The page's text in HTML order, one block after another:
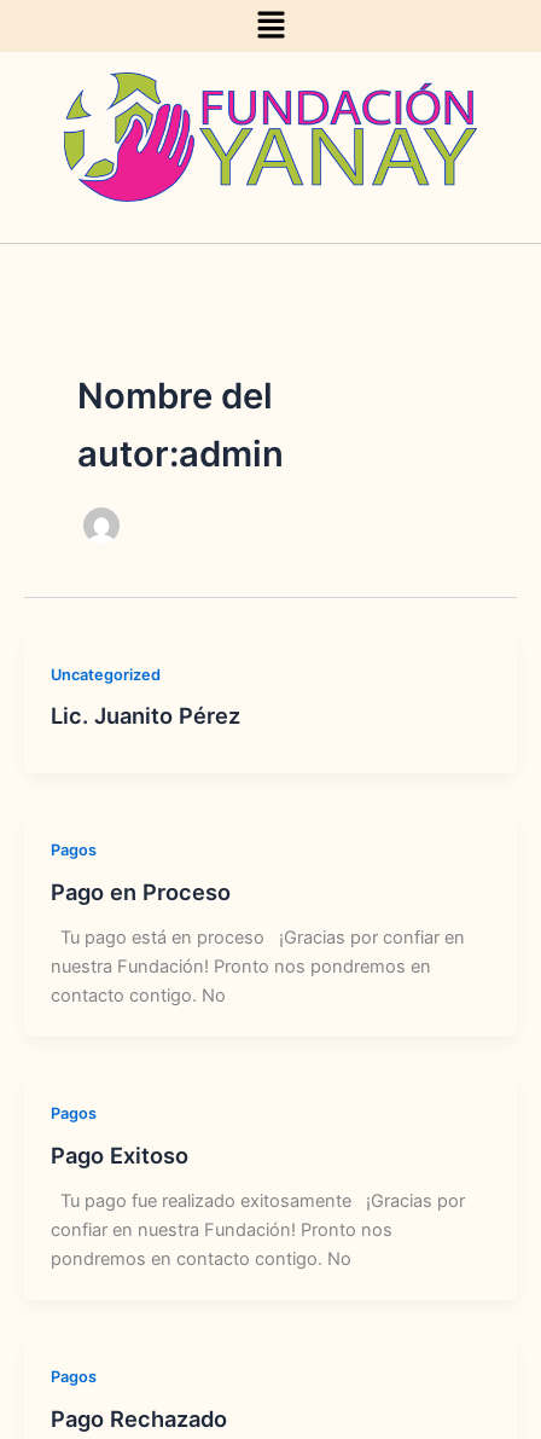
Menu
Nombre del
autor:admin
Uncategorized
Lic. Juanito Pérez
Pagos
Pago en Proceso
Tu pago está en proceso ¡Gracias por confiar en
nuestra Fundación! Pronto nos pondremos en
contacto contigo. No
Pagos
Pago Exitoso
Tu pago fue realizado exitosamente ¡Gracias por
confiar en nuestra Fundación! Pronto nos
pondremos en contacto contigo. No
Pagos
Pago Rechazado